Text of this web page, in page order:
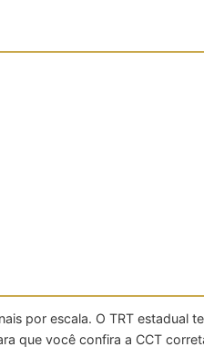
por escala. O TRT estadual
que você confira a CCT